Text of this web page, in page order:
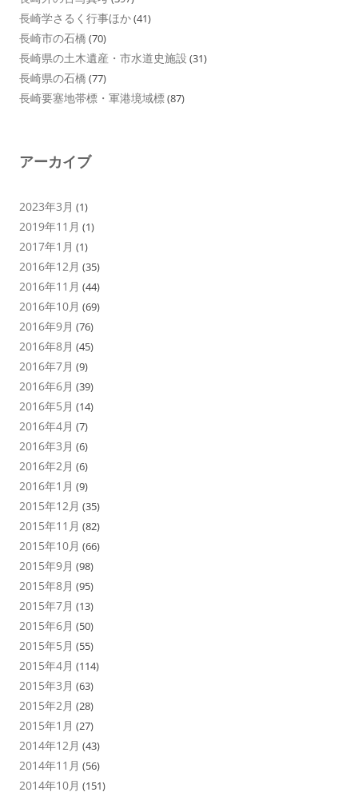
長崎学さるく行事ほか(41)
長崎市の石橋 (70)
長崎県の土木遺産・市水道史施設 (31)
長崎県の石橋 (77)
長崎要塞地帯標・軍港境域標(87)
アーカイブ
2023年3月 (1)
2019年11月 (1)
2017年1月 (1)
2016年12月 (35)
2016年11月 (44)
2016年10月 (69)
2016年9月 (76)
2016年8月 (45)
2016年7月 (9)
2016年6月 (39)
2016年5月 (14)
2016年4月 (7)
2016年3月 (6)
2016年2月 (6)
2016年1月 (9)
2015年12月 (35)
2015年11月 (82)
2015年10月 (66)
2015年9月 (98)
2015年8月 (95)
2015年7月 (13)
2015年6月 (50)
2015年5月 (55)
2015年4月 (114)
2015年3月 (63)
2015年2月 (28)
2015年1月 (27)
2014年12月 (43)
2014年11月 (56)
2014年10月 (151)